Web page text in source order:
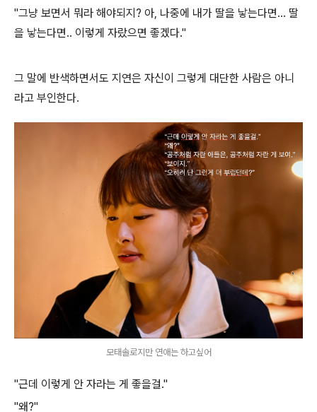
"그냥 보면서 뭐라 해야되지? 아, 나중에 내가 딸을 낳는다면... 딸
을 낳는다면.. 이렇게 자랐으면 좋겠다."
그 말에 반색하면서도 지연은 자신이 그렇게 대단한 사람은 아니
라고 부인한다.
모태솔로지만 연애는 하고싶어
"근데 이렇게 안 자라는 게 좋을걸."
"왜?"